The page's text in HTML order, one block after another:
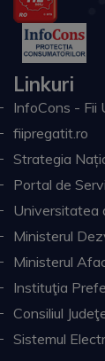
Linkuri
InfoCons - Fii
fiipregatit.ro
Strategia
Portal de
Universitatea
Ministerul
Ministerul
Instituţia
Consiliul
Sistemul